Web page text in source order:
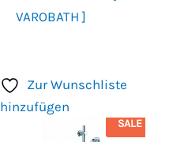
VAROBATH ]
Zur Wunschliste
hinzufügen
SALE